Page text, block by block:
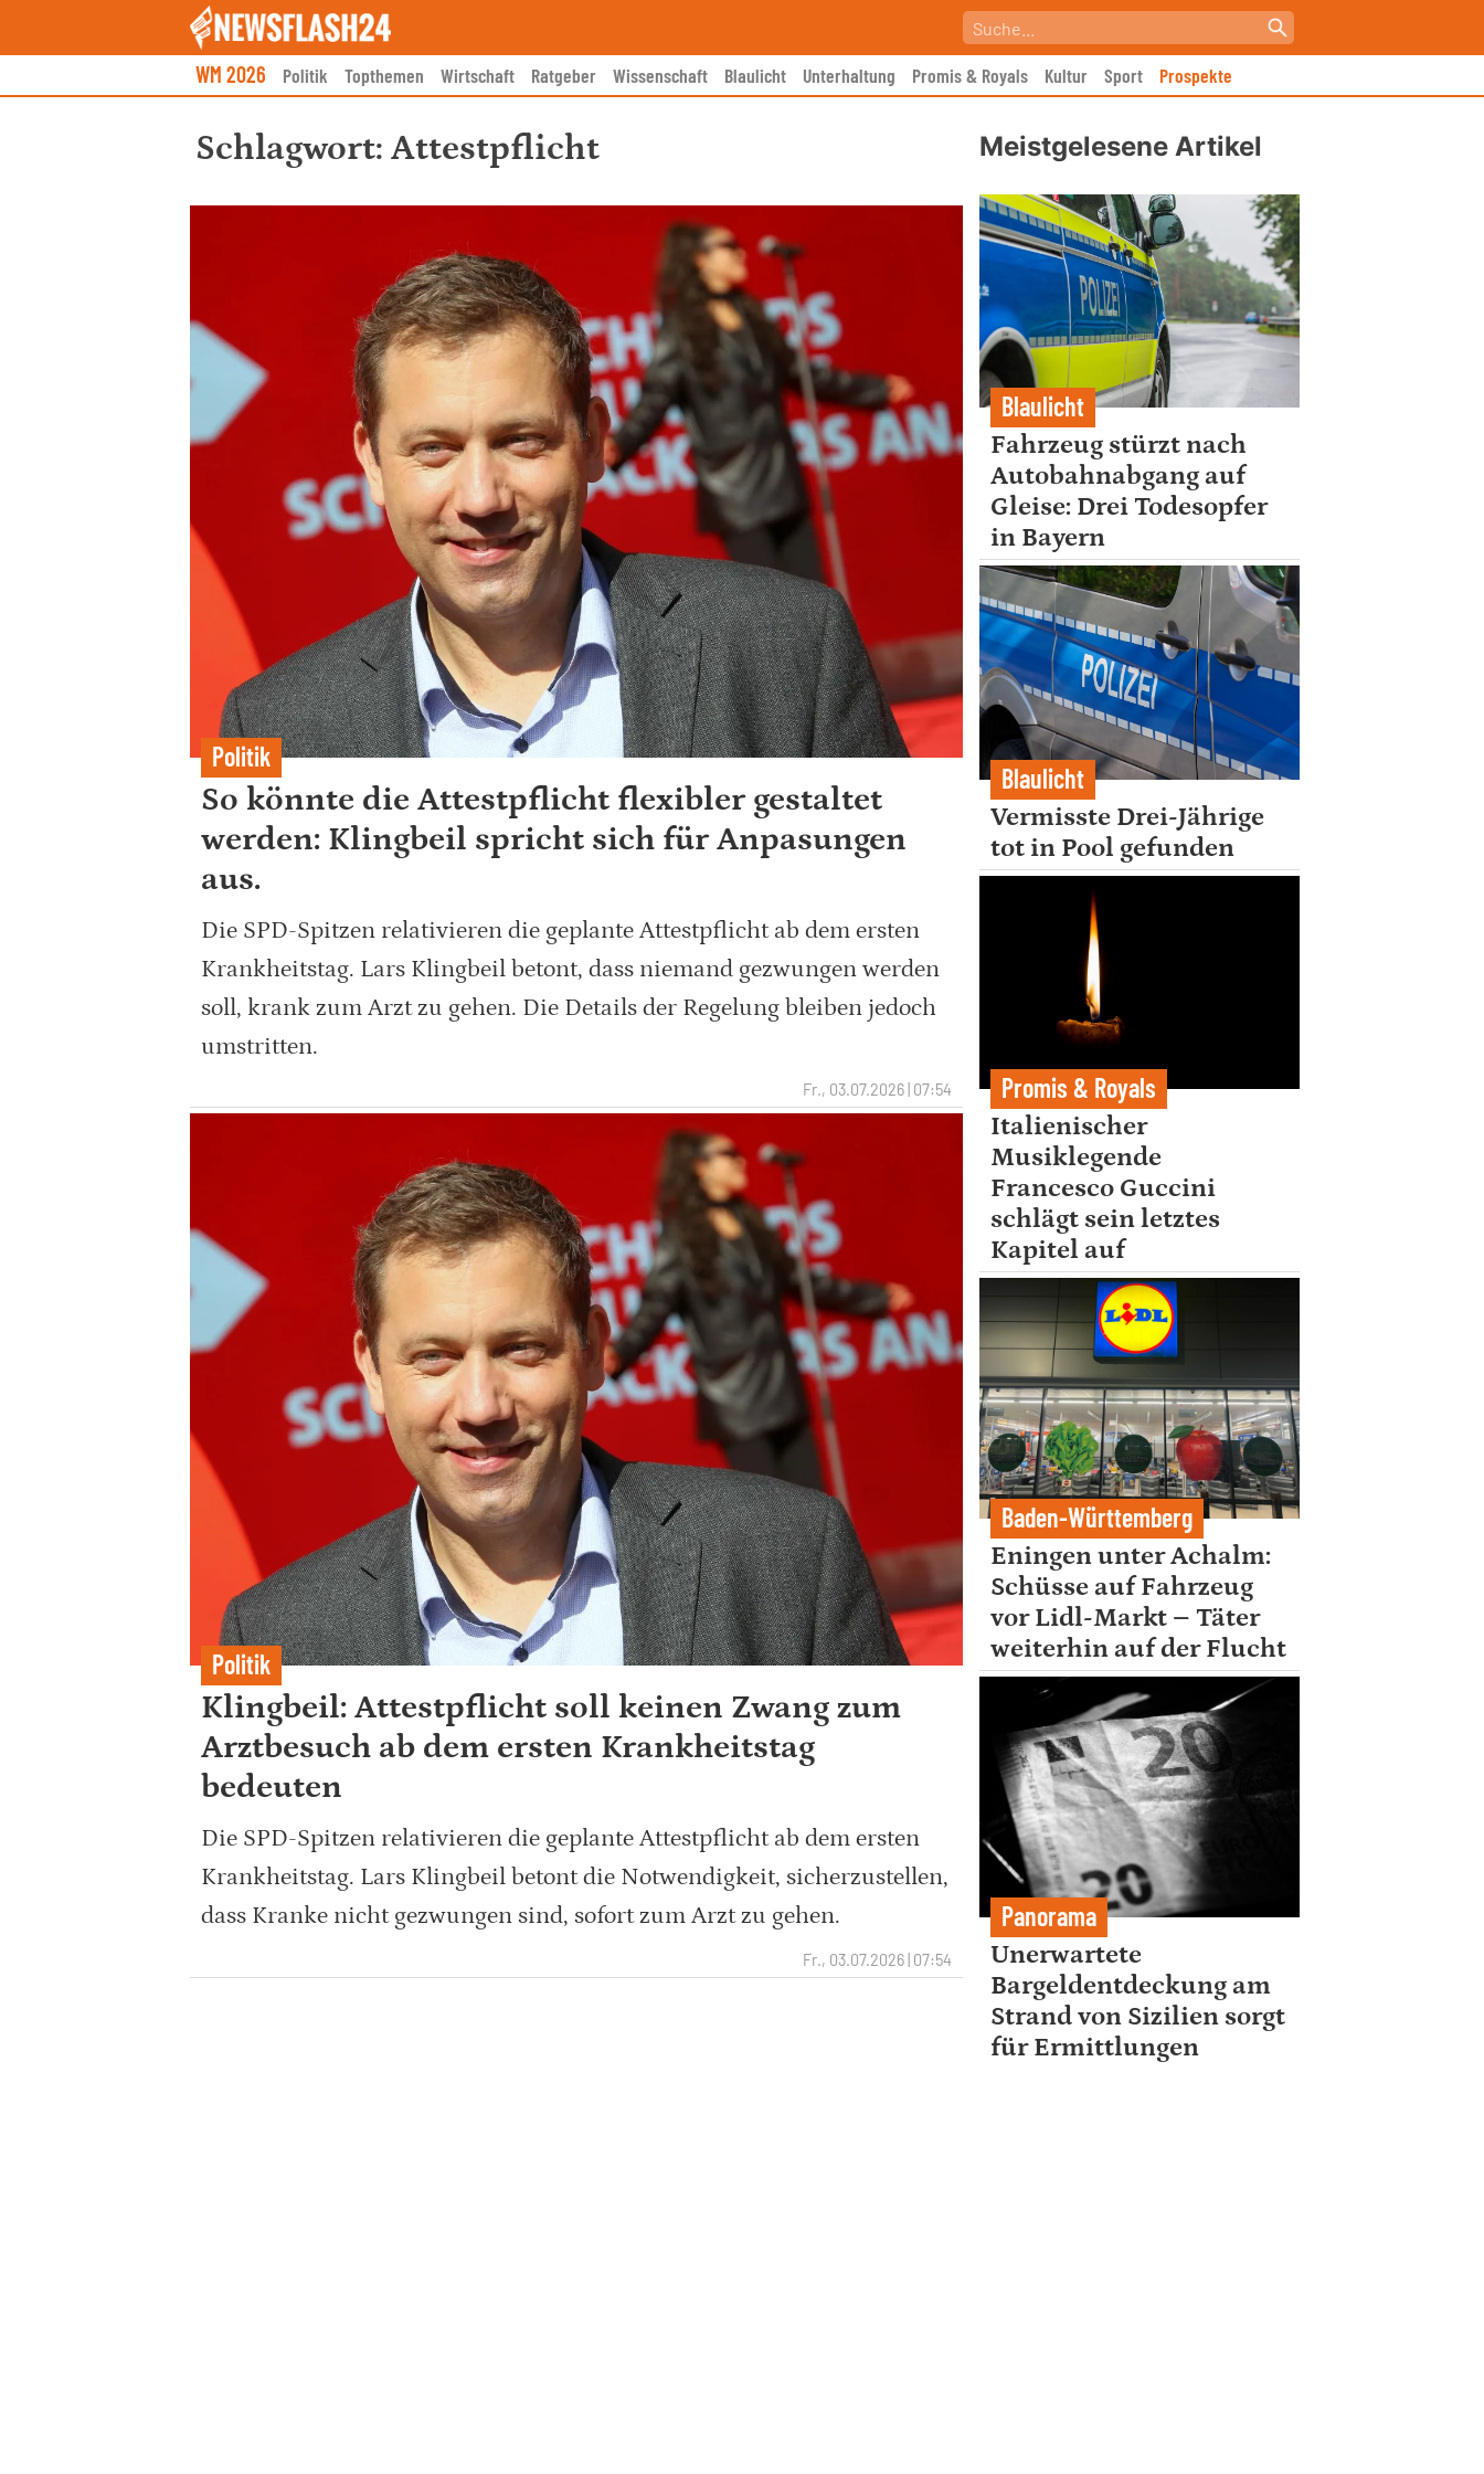
WM 2026 Politik Topthemen Wirtschaft Ratgeber Wissenschaft Blaulicht Unterhaltung Promis & Royals Kultur Sport Prospekte
Schlagwort: Attestpflicht
Politik
So könnte die Attestpflicht flexibler gestaltet
werden: Klingbeil spricht sich für Anpasungen
aus.
Die SPD-Spitzen relativieren die geplante Attestpflicht ab dem ersten
Krankheitstag. Lars Klingbeil betont, dass niemand gezwungen werden
soll, krank zum Arzt zu gehen. Die Details der Regelung bleiben jedoch
umstritten.
Fr., 03.07.2026 | 07:54
Politik
Klingbeil: Attestpflicht soll keinen Zwang zum
Arztbesuch ab dem ersten Krankheitstag
bedeuten
Die SPD-Spitzen relativieren die geplante Attestpflicht ab dem ersten
Krankheitstag. Lars Klingbeil betont die Notwendigkeit, sicherzustellen,
dass Kranke nicht gezwungen sind, sofort zum Arzt zu gehen.
Fr., 03.07.2026 | 07:54
Meistgelesene Artikel
Blaulicht
Fahrzeug stürzt nach
Autobahnabgang auf
Gleise: Drei Todesopfer
in Bayern
Blaulicht
Vermisste Drei-Jährige
tot in Pool gefunden
Promis & Royals
Italienischer
Musiklegende
Francesco Guccini
schlägt sein letztes
Kapitel auf
Baden-Württemberg
Eningen unter Achalm:
Schüsse auf Fahrzeug
vor Lidl-Markt – Täter
weiterhin auf der Flucht
Panorama
Unerwartete
Bargeldentdeckung am
Strand von Sizilien sorgt
für Ermittlungen